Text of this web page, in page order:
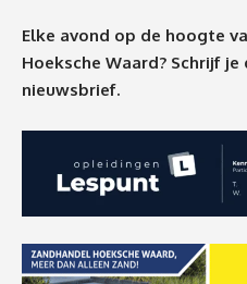
Elke avond op de hoogte
Hoeksche Waard? Schrijf je
nieuwsbrief.